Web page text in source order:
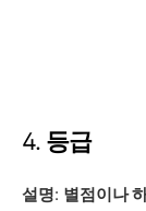
4. 등급
설명: 별점이나